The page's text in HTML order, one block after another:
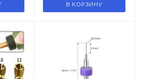
В КОРЗИНУ